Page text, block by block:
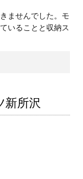
ませんでした。モ
いることと収納ス
新所沢